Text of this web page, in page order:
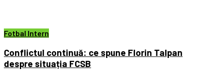
Fotbal Intern
Conflictul continuă: ce spune Florin Talpan
despre situația FCSB